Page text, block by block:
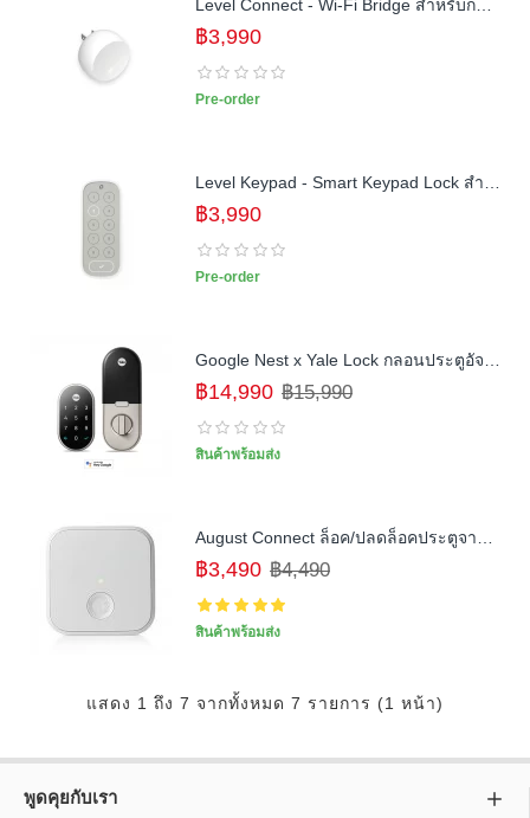
Pre-order
฿3,990
Pre-order
฿3,990
สินค้าพร้อมส่ง
฿14,990 ฿15,990
สินค้าพร้อมส่ง
฿3,490 ฿4,490
แสดง 1 ถึง 7 จากทั้งหมด 7 รายการ (1 หน้า)
พูดคุยกับเรา